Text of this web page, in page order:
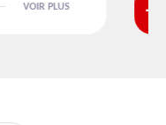
VOIR PLUS